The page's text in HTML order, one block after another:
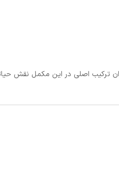
ترکیب اصلی در این مکمل نقش